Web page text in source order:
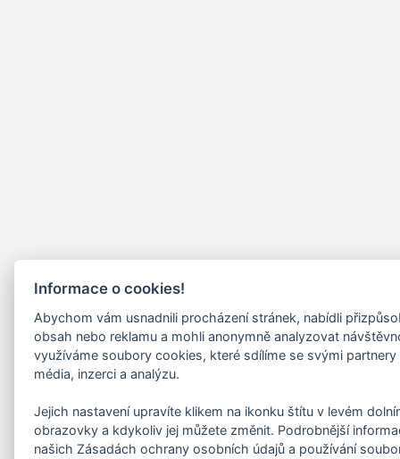
Informace o cookies!
Abychom vám usnadnili procházení stránek, nabídli
obsah nebo reklamu a mohli anonymně analyzovat
využíváme soubory cookies, které sdílíme se svými
média, inzerci a analýzu.
Jejich nastavení upravíte klikem na ikonku štítu v levém
obrazovky a kdykoliv jej můžete změnit. Podrobnější
našich Zásadách ochrany osobních údajů a používání